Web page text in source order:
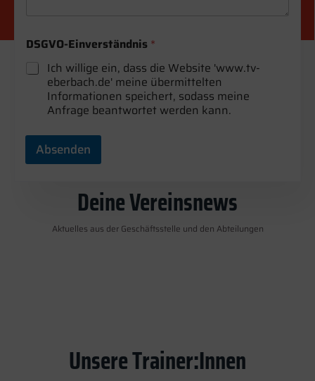
d
r
s
DSGVO-Einverständnis *
Ich willige ein, dass die Website 'www.tv-
eberbach.de' meine übermittelten
Informationen speichert, sodass meine
Anfrage beantwortet werden kann.
Absenden
Deine Vereinsnews
Aktuelles aus der Geschäftsstelle und den Abteilungen
Unsere Trainer:Innen